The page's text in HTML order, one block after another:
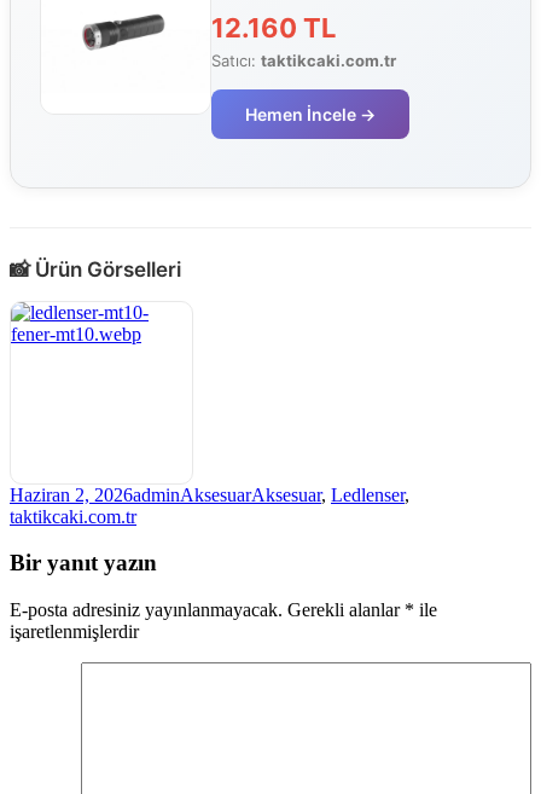
12.160 TL
Satıcı: taktikcaki.com.tr
Hemen İncele →
📸 Ürün Görselleri
Yayın
tarihi
Haziran 2, 2026Yazar
adminKategoriler
AksesuarEtiketler
Aksesuar, Ledlenser,
taktikcaki.com.tr
Bir yanıt yazın
E-posta adresiniz yayınlanmayacak. Gerekli alanlar * ile
işaretlenmişlerdir